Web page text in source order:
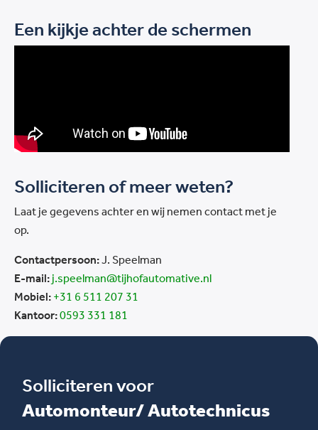
Een kijkje achter de schermen
Solliciteren of meer weten?
Laat je gegevens achter en wij nemen contact met je
op.
Contactpersoon:J. Speelman
E-mail: j.speelman@tijhofautomative.nl
Mobiel: +31 6 511 207 31
Kantoor:0593 331 181
Solliciteren voor
Automonteur/ Autotechnicus